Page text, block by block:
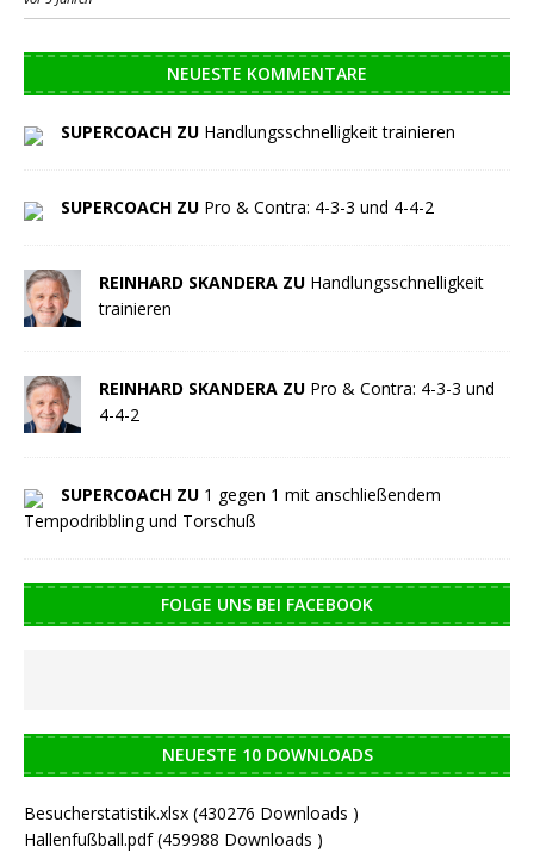
NEUESTE KOMMENTARE
SUPERCOACH ZU Handlungsschnelligkeit trainieren
SUPERCOACH ZU Pro & Contra: 4-3-3 und 4-4-2
REINHARD SKANDERA ZU Handlungsschnelligkeit
trainieren
REINHARD SKANDERA ZU Pro & Contra: 4-3-3 und
4-4-2
SUPERCOACH ZU 1 gegen 1 mit anschließendem
Tempodribbling und Torschuß
FOLGE UNS BEI FACEBOOK
NEUESTE 10 DOWNLOADS
Besucherstatistik.xlsx (430276 Downloads )
Hallenfußball.pdf (459988 Downloads )